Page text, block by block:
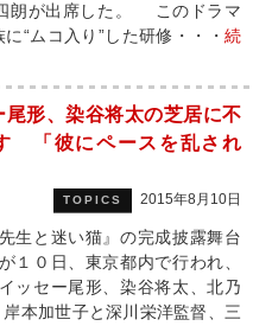
朗が出席した。 このドラマ
“ムコ入り”した研修・・・ 続
尾形、染谷将太の芝居に不
「彼にペースを乱され
TOPICS 2015年8月10日
生と迷い猫』の完成披露舞台
１０日、東京都内で行われ、
ッセー尾形、染谷将太、北乃
本加世子と深川栄洋監督、三